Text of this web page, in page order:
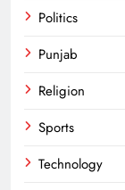
Politics
Punjab
Religion
Sports
Technology